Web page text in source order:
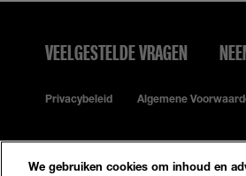
VEELGESTELDE VRAGEN
Privacybeleid Algemene
We gebruiken cookies om inhoud en